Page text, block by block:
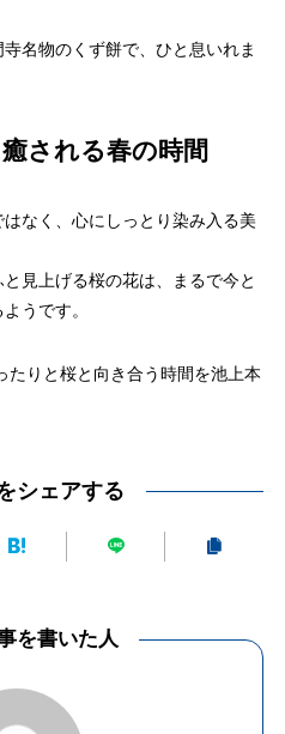
寺名物のくず餅で、ひと息いれま
される春の時間
なく、心にしっとり染み入る美
見上げる桜の花は、まるで今と
うです。
たりと桜と向き合う時間を池上本
シェアする
を書いた人